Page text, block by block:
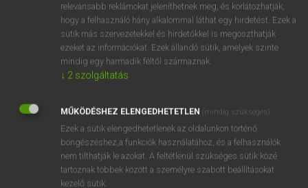
streamlined
streamliner
stream out
relevánsabb reklámokat jeleníthetnek meg, és korlátozhatják,
hogy a felhasználó hány alkalommal láthat egy hirdetést. Ezek a
sütik más szervezetekkel és hirdetőkkel is megoszthatják
ezeket az információkat. Ezek állandó sütik, amelyek szinte
mindig egy harmadik féltől származnak.
↓ 2 szolgáltatás
MŰKÖDÉSHEZ ELENGEDHETETLEN (mindig szükséges)
Ezek a sütik elengedhetetlenek az oldalunkon történő
böngészéshez,a funkciók használatához, és a felhasználók
nem tilthatják le azokat. A feltétlenül szükséges sütik közé
tartoznak többek között a személyre szabott beállításokat
kezelő sütik.